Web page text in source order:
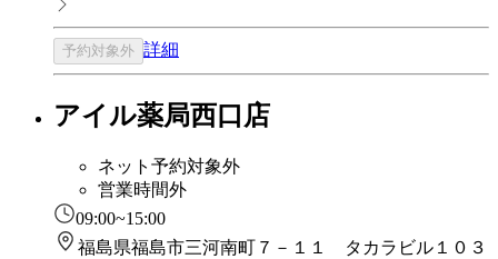
予約対象外 詳細
アイル薬局西口店
ネット予約対象外
営業時間外
09:00~15:00
福島県福島市三河南町７－１１ タカラビル１０３